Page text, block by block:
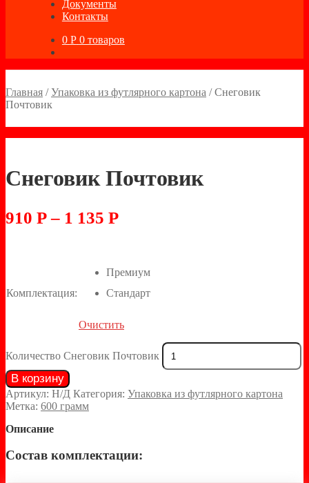
Документы
Контакты
0 Р 0 товаров
Главная /Упаковка из футлярного картона /Снеговик
Почтовик
Снеговик Почтовик
910 Р– 1 135 Р
Комплектация:
Премиум
Стандарт
Очистить
Количество Снеговик Почтовик
В корзину
Артикул: Н/Д Категория: Упаковка из футлярного картона
Метка: 600 грамм
Описание
Состав комплектации: